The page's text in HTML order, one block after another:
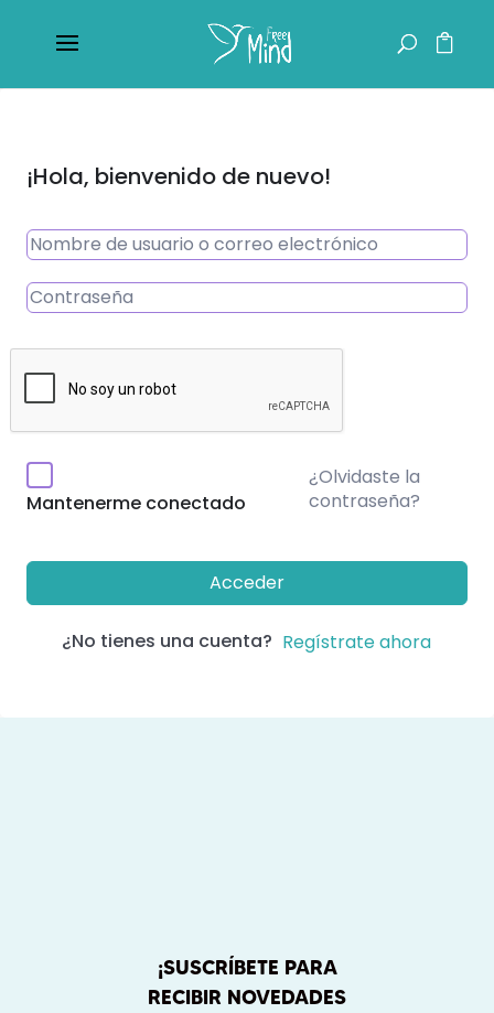
¡Hola, bienvenido de nuevo!
Mantenerme conectado
¿Olvidaste la
contraseña?
Acceder
¿No tienes una cuenta? Regístrate ahora
¡SUSCRÍBETE PARA
RECIBIR NOVEDADES